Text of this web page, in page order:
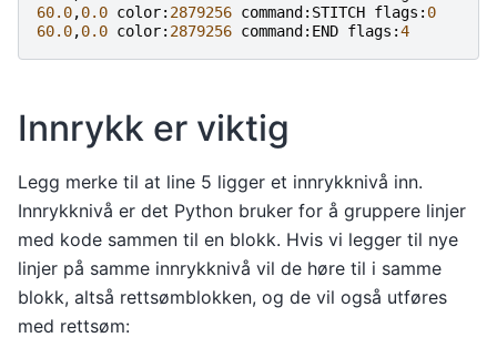
60.0,0.0 color: 2879256 command : STITCH flags : 0
60.0,0.0 color: 2879256 command : END flags :4
Innrykk er viktig
Legg merke til at line 5 ligger et innrykknivå inn.
Innrykknivå er det Python bruker for å gruppere linjer
med kode sammen til en blokk. Hvis vi legger til nye
linjer på samme innrykknivå vil de høre til i samme
blokk, altså rettsømblokken, og de vil også utføres
med rettsøm: